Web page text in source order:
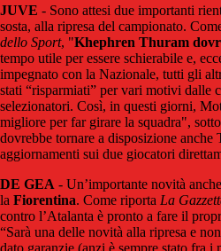
JUVE - Sono attesi due importanti
sosta, alla ripresa del campionato.
dello Sport, "Khephren Thuram
tempo utile per essere schierabile e,
impegnato con la Nazionale, tutti gli
stati “risparmiati” per vari motivi dalle
selezionatori. Così, in questi giorni,
migliore per far girare la squadra",
dovrebbe tornare a disposizione anche
aggiornamenti sui due giocatori
DE GEA - Un’importante novità
la Fiorentina. Come riporta La
contro l’Atalanta è pronto a fare il
“Sarà una delle novità alla ripresa e
dato garanzie (anzi è sempre stato fra